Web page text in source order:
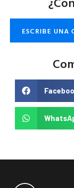
ESCRIBE UNA